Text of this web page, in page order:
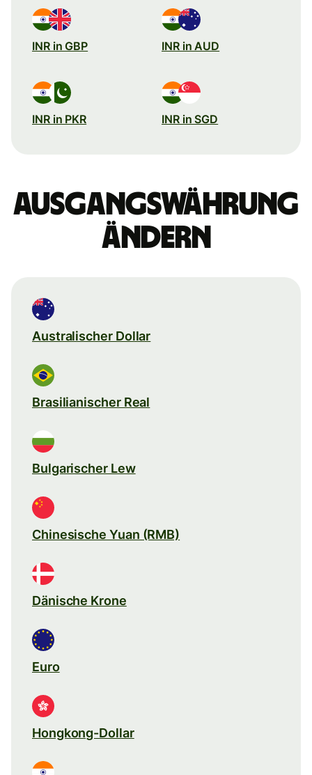
INR in GBP INR in AUD
INR in PKR INR in SGD
Ausgangswährung
ändern
Australischer Dollar
Brasilianischer Real
Bulgarischer Lew
Chinesische Yuan (RMB)
Dänische Krone
Euro
Hongkong-Dollar